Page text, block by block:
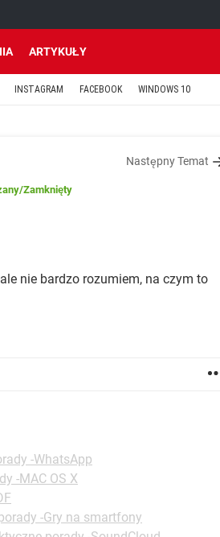
ARTYKUŁY
INSTAGRAM FACEBOOK WINDOWS 10
Następny Temat
/Zamknięty
nie bardzo rozumiem, na czym to
-WhatsApp
-MAC OS X
-Gry na smartfony